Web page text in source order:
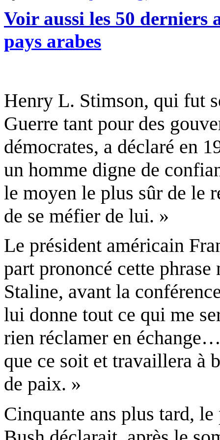
Voir aussi les 50 derniers
pays arabes
Henry L. Stimson, qui fut
Guerre tant pour des
démocrates, a déclaré en
un homme digne de
le moyen le plus sûr de le
de se méfier de lui. »
Le président américain
part prononcé cette
Staline, avant la
lui donne tout ce qui me
rien réclamer en
que ce soit et travaillera à
de paix. »
Cinquante ans plus tard,